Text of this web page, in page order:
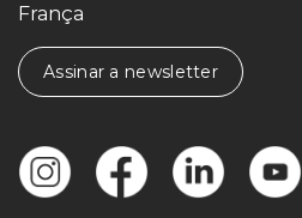
França
Assinar a newsletter